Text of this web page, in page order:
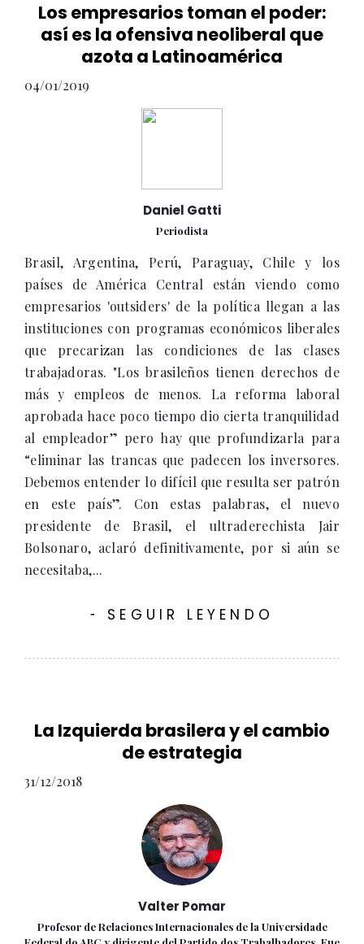
Los empresarios toman el poder:
así es la ofensiva neoliberal que
azota a Latinoamérica
04/01/2019
Daniel Gatti
Periodista
Brasil, Argentina, Perú, Paraguay, Chile y los
países de América Central están viendo como
empresarios 'outsiders' de la política llegan a las
instituciones con programas económicos liberales
que precarizan las condiciones de las clases
trabajadoras. "Los brasileños tienen derechos de
más y empleos de menos. La reforma laboral
aprobada hace poco tiempo dio cierta tranquilidad
al empleador” pero hay que profundizarla para
“eliminar las trancas que padecen los inversores.
Debemos entender lo difícil que resulta ser patrón
en este país”. Con estas palabras, el nuevo
presidente de Brasil, el ultraderechista Jair
Bolsonaro, aclaró definitivamente, por si aún se
necesitaba,...
- SEGUIR LEYENDO
La Izquierda brasilera y el cambio
de estrategia
31/12/2018
Valter Pomar
Profesor de Relaciones Internacionales de la Universidade